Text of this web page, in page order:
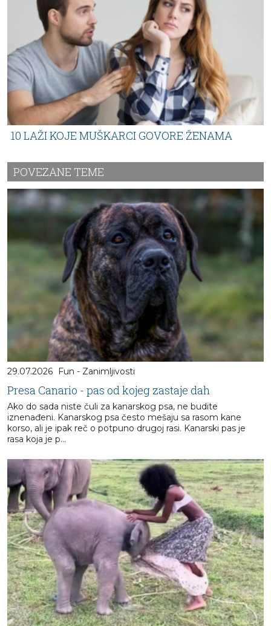
10 LAŽI KOJE MUŠKARCI GOVORE ŽENAMA
POVEZANE TEME
29.07.2026 Fun - Zanimljivosti
Presa Canario - pas od kojeg zastaje dah
Ako do sada niste čuli za kanarskog psa, ne budite
iznenađeni. Kanarskog psa često mešaju sa rasom kane
korso, ali je ipak reč o potpuno drugoj rasi. Kanarski pas je
rasa koja je p...